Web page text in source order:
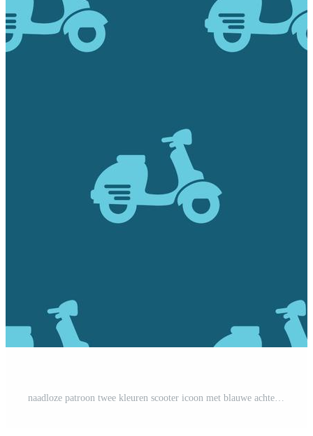
naadloze patroon twee kleuren scooter icoon met blauwe achtergrond Gratis Vector